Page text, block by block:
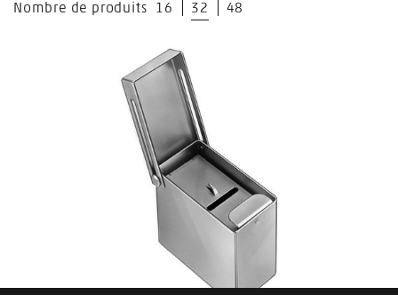
Nombre de produits 16 32 48